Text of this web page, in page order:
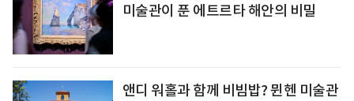
미술관이 푼 에트르타 해안의 비밀
앤디 워홀과 함께 비빔밥? 뮌헨 미술관